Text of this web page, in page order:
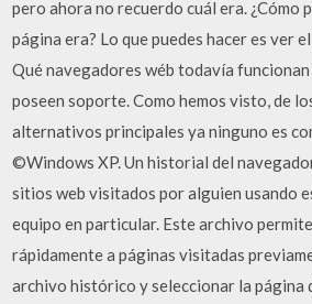
pero ahora no recuerdo cuál era. ¿Cómo
página era? Lo que puedes hacer es ver
Qué navegadores wéb todavía
poseen soporte. Como hemos visto, de
alternativos principales ya ninguno es
©Windows XP. Un historial del
sitios web visitados por alguien usando
equipo en particular. Este archivo
rápidamente a páginas visitadas
archivo histórico y seleccionar la página